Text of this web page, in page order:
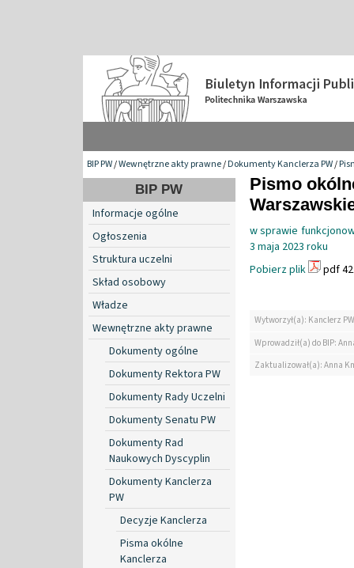
BIP PW/Wewnętrzne akty prawne/Dokumenty Kanclerza PW/
BIP PW
Informacje ogólne
Ogłoszenia
Struktura uczelni
Skład osobowy
Władze
Wewnętrzne akty prawne
Dokumenty ogólne
Dokumenty Rektora PW
Dokumenty Rady Uczelni
Dokumenty Senatu PW
Dokumenty Rad
Naukowych Dyscyplin
Dokumenty Kanclerza
PW
Decyzje Kanclerza
Pisma okólne
Kanclerza
Pismo
w sprawie
3 maja 2023 roku
Pobierz plik
pdf
Wytworzył(a): Kanclerz PW
Wprowadził(a) do BIP:
Zaktualizował(a): Anna